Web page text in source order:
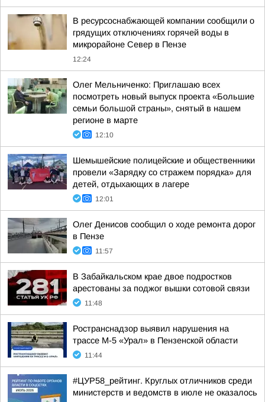
В ресурсоснабжающей компании сообщили о
грядущих отключениях горячей воды в
микрорайоне Север в Пензе
12:24
Олег Мельниченко: Приглашаю всех
посмотреть новый выпуск проекта «Большие
семьи большой страны», снятый в нашем
регионе в марте
12:10
Шемышейские полицейские и общественники
провели «Зарядку со стражем порядка» для
детей, отдыхающих в лагере
12:01
Олег Денисов сообщил о ходе ремонта дорог
в Пензе
11:57
В Забайкальском крае двое подростков
арестованы за поджог вышки сотовой связи
11:48
Ространснадзор выявил нарушения на
трассе М-5 «Урал» в Пензенской области
11:44
#ЦУР58_рейтинг. Круглых отличников среди
министерств и ведомств в июле не оказалось